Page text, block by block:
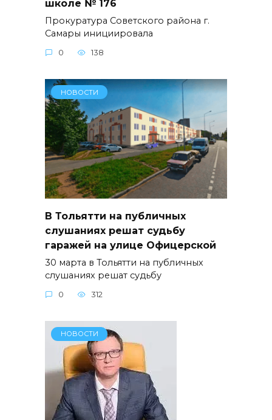
школе № 176
Прокуратура Советского района г.
Самары инициировала
0 138
НОВОСТИ
В Тольятти на публичных
слушаниях решат судьбу
гаражей на улице Офицерской
30 марта в Тольятти на публичных
слушаниях решат судьбу
0 312
НОВОСТИ